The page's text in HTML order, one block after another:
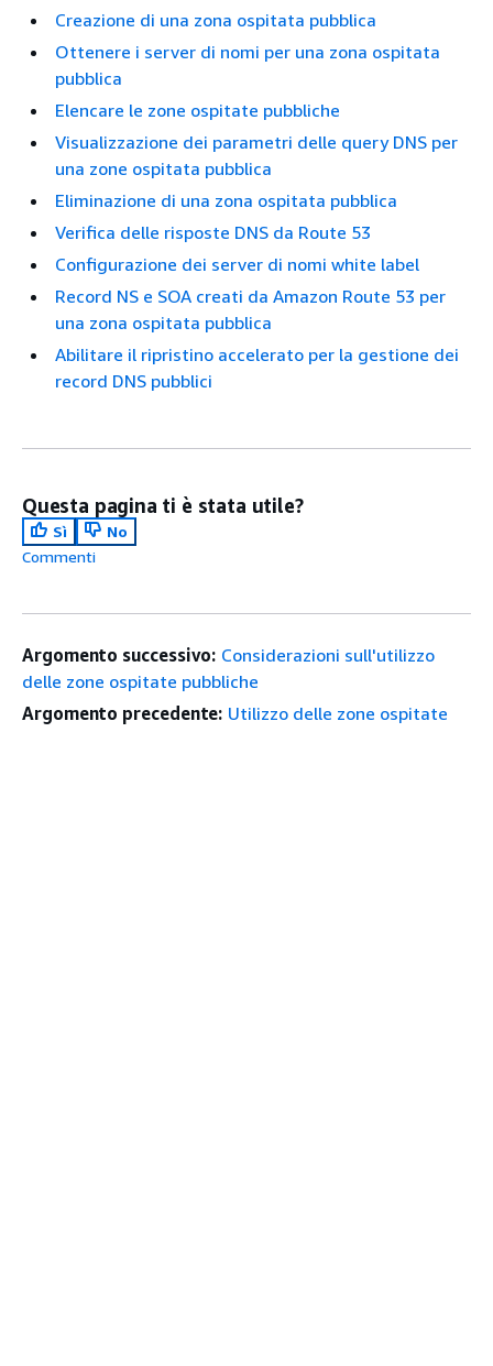
Creazione di una zona ospitata pubblica
Ottenere i server di nomi per una zona ospitata
pubblica
Elencare le zone ospitate pubbliche
Visualizzazione dei parametri delle query DNS per
una zone ospitata pubblica
Eliminazione di una zona ospitata pubblica
Verifica delle risposte DNS da Route 53
Configurazione dei server di nomi white label
Record NS e SOA creati da Amazon Route 53 per
una zona ospitata pubblica
Abilitare il ripristino accelerato per la gestione dei
record DNS pubblici
Questa pagina ti è stata utile?
Sì
No
Commenti
Argomento successivo: Considerazioni sull'utilizzo
delle zone ospitate pubbliche
Argomento precedente: Utilizzo delle zone ospitate